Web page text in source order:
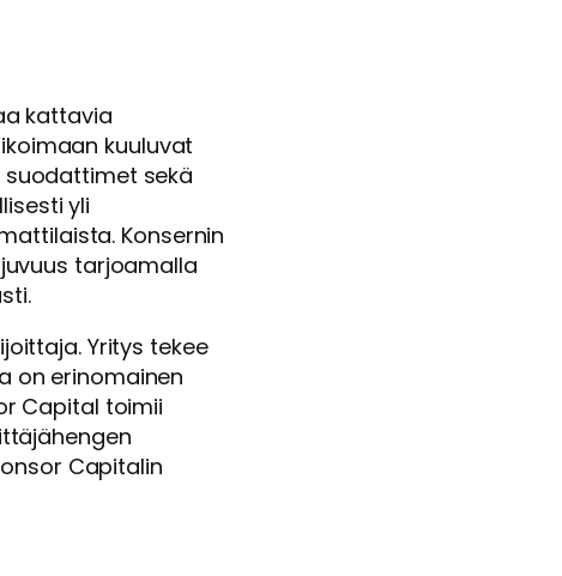
kattavia
kuuluvat
suodattimet sekä
yli
Konsernin
tarjoamalla
Yritys tekee
on erinomainen
Capital toimii
Capitalin